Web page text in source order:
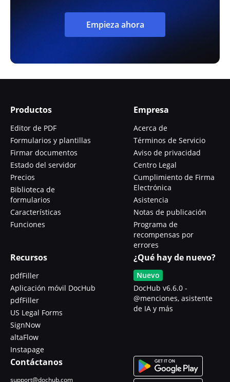
Empieza ahora
Productos
Editor de PDF
Formularios y plantillas
Firmar documentos
Estado del servidor
Precios
Biblioteca de
formularios
Características
Funciones
Empresa
Acerca de
Términos de Servicio
Aviso de privacidad
Centro Legal
Cumplimiento de Firma
Electrónica
Asistencia
Notas de publicación
Programa de
recompensas por
errores
Recursos
pdfFiller
Aplicación móvil DocHub
pdfFiller
US Legal Forms
SignNow
altaFlow
Instapage
¿Qué hay de nuevo?
Nuevo
DocHub v6.6.0 -
@menciones, asistente
de IA y más
Contáctanos
support@dochub.com